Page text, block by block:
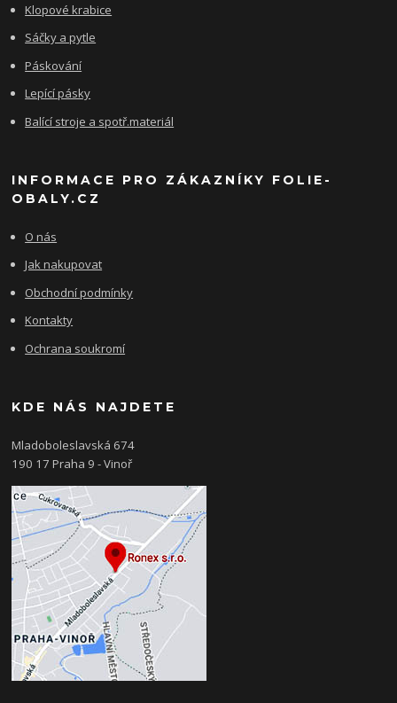
Klopové krabice
Sáčky a pytle
Páskování
Lepící pásky
Balící stroje a spotř.materiál
INFORMACE PRO ZÁKAZNÍKY FOLIE-
OBALY.CZ
O nás
Jak nakupovat
Obchodní podmínky
Kontakty
Ochrana soukromí
KDE NÁS NAJDETE
Mladoboleslavská 674
190 17 Praha 9 - Vinoř